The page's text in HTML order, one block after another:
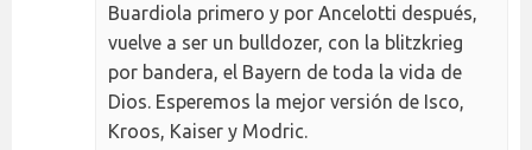
Buardiola primero y por Ancelotti después,
vuelve a ser un bulldozer, con la blitzkrieg
por bandera, el Bayern de toda la vida de
Dios. Esperemos la mejor versión de Isco,
Kroos, Kaiser y Modric.